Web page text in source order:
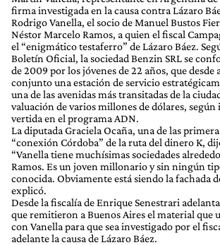
firma investigada en la causa contra Lázaro
Rodrigo Vanella, el socio de Manuel Bustos
Néstor Marcelo Ramos, a quien el fiscal
el “enigmático testaferro” de Lázaro Báez.
Boletín Oficial, la sociedad Benzin SRL se
de 2009 por los jóvenes de 22 años, que desde
conjunto una estación de servicio
una de las avenidas más transitadas de la
valuación de varios millones de dólares,
vertida en el programa ADN.
La diputada Graciela Ocaña, una de las
“conexión Córdoba” de la ruta del dinero K,
“Vanella tiene muchísimas sociedades
Ramos. Es un joven millonario y sin ningún
conocida. Obviamente está siendo la fachada
explicó.
Desde la fiscalía de Enrique Senestrari
que remitieron a Buenos Aires el material que
con Vanella para que sea investigado por el
adelante la causa de Lázaro Báez.